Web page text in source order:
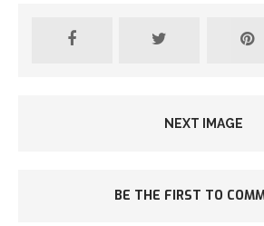
NEXT IMAGE
BE THE FIRST TO